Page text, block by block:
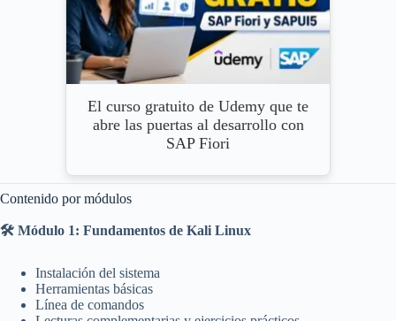
El curso gratuito de Udemy que te
abre las puertas al desarrollo con
SAP Fiori
Contenido por módulos
🛠️ Módulo 1: Fundamentos de Kali Linux
Instalación del sistema
Herramientas básicas
Línea de comandos